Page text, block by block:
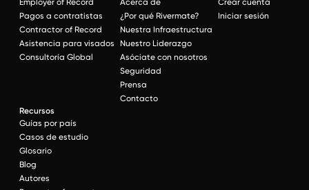
Pagos a contratistas
Contractor of Record
Asistencia para visados
Consultoría Global
¿Por qué Rivermate?
Nuestra Infraestructura
Nuestro Liderazgo
Asóciate con nosotros
Seguridad
Prensa
Contacto
Iniciar sesión
Recursos
Guías por país
Casos de estudio
Glosario
Blog
Autores